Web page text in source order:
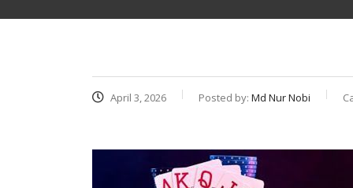
April 3, 2026 Posted by: Md Nur Nobi